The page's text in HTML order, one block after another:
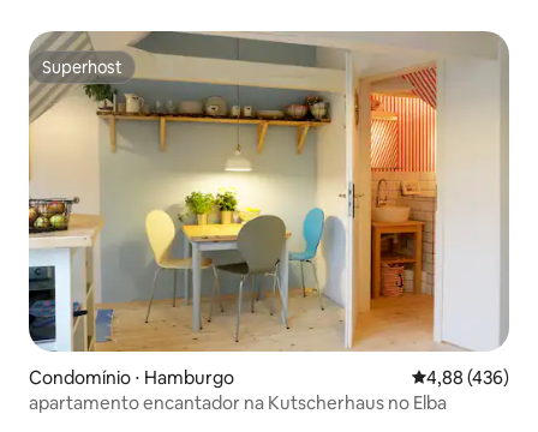
Superhost
Superhost
Condomínio ⋅ Hamburgo 4,88 de uma
4,88 (436)
apartamento encantador na Kutscherhaus no Elba